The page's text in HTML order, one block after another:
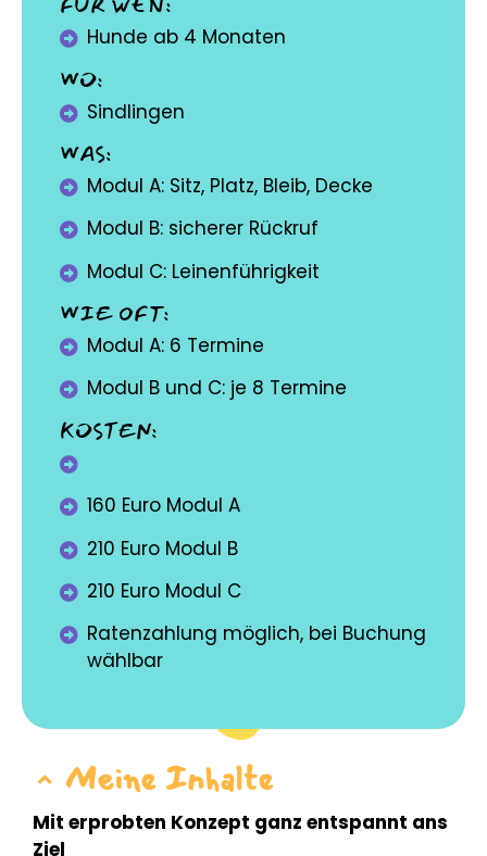
Meine Inhalte
Mit erprobten Konzept ganz entspannt ans
Ziel
Hunde ab 4 Monaten
WO:
Sindlingen
WAS:
Modul A: Sitz, Platz, Bleib, Decke
Modul B: sicherer Rückruf
Modul C: Leinenführigkeit
WIE OFT:
Modul A: 6 Termine
Modul B und C: je 8 Termine
KOSTEN:
160 Euro Modul A
210 Euro Modul B
210 Euro Modul C
Ratenzahlung möglich, bei Buchung
wählbar